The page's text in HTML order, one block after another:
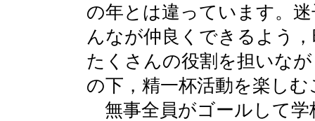
の年とは違っています。
んなが仲良くできるよう
たくさんの役割を担いな
の下，精一杯活動を楽し
無事全員がゴールして学